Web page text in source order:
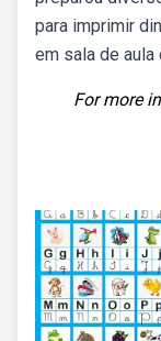
para imprimir
em sala de aula
For more